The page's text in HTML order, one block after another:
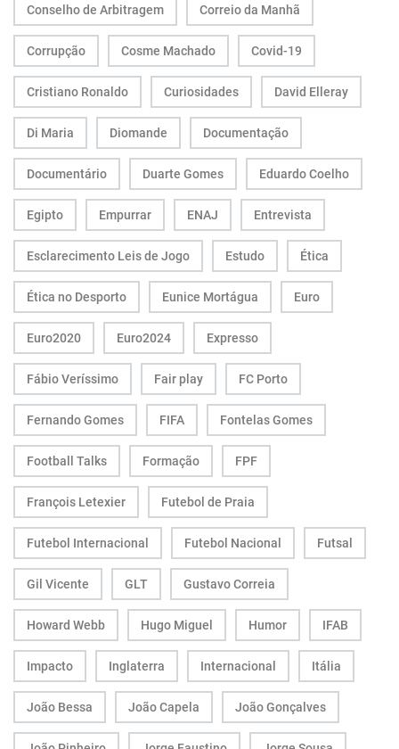
Conselho de Arbitragem Correio da Manhã
Corrupção Cosme Machado Covid-19
Cristiano Ronaldo Curiosidades David Elleray
Di Maria Diomande Documentação
Documentário Duarte Gomes Eduardo Coelho
Egipto Empurrar ENAJ Entrevista
Esclarecimento Leis de Jogo Estudo Ética
Ética no Desporto Eunice Mortágua Euro
Euro2020 Euro2024 Expresso
Fábio Veríssimo Fair play FC Porto
Fernando Gomes FIFA Fontelas Gomes
Football Talks Formação FPF
François Letexier Futebol de Praia
Futebol Internacional Futebol Nacional Futsal
Gil Vicente GLT Gustavo Correia
Howard Webb Hugo Miguel Humor IFAB
Impacto Inglaterra Internacional Itália
João Bessa João Capela João Gonçalves